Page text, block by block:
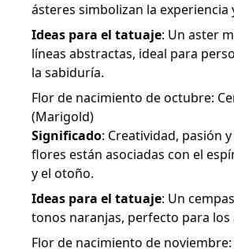
ásteres simbolizan la experiencia
Ideas para el tatuaje: Un aster
líneas abstractas, ideal para
la sabiduría.
Flor de nacimiento de octubre:
(Marigold)
Significado: Creatividad, pasión
flores están asociadas con el
y el otoño.
Ideas para el tatuaje: Un
tonos naranjas, perfecto para los
Flor de nacimiento de